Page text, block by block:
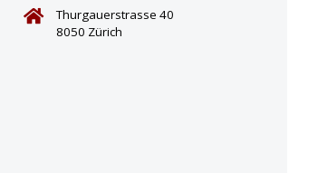
Thurgauerstrasse 40
8050 Zürich